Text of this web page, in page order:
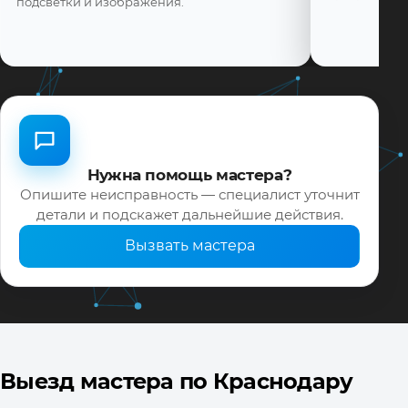
Нужна помощь мастера?
Опишите неисправность — специалист уточнит
детали и подскажет дальнейшие действия.
Вызвать мастера
Выезд мастера по Краснодару